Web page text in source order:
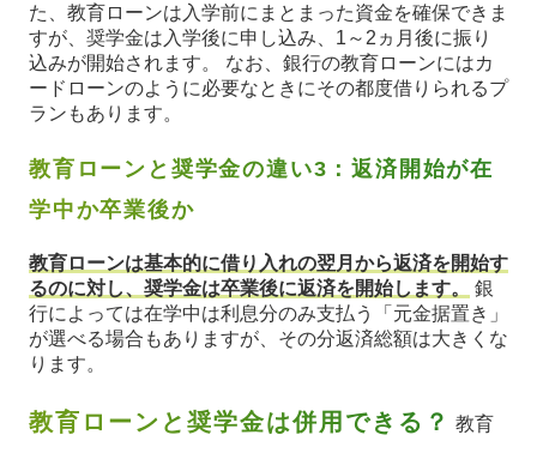
た、教育ローンは入学前にまとまった資金を確保できま
すが、奨学金は入学後に申し込み、1～2ヵ月後に振り
込みが開始されます。 なお、銀行の教育ローンにはカ
ードローンのように必要なときにその都度借りられるプ
ランもあります。
教育ローンと奨学金の違い3：返済開始が在
学中か卒業後か
教育ローンは基本的に借り入れの翌月から返済を開始す
るのに対し、奨学金は卒業後に返済を開始します。
銀
行によっては在学中は利息分のみ支払う「元金据置き」
が選べる場合もありますが、その分返済総額は大きくな
ります。
教育ローンと奨学金は併用できる？ 教育